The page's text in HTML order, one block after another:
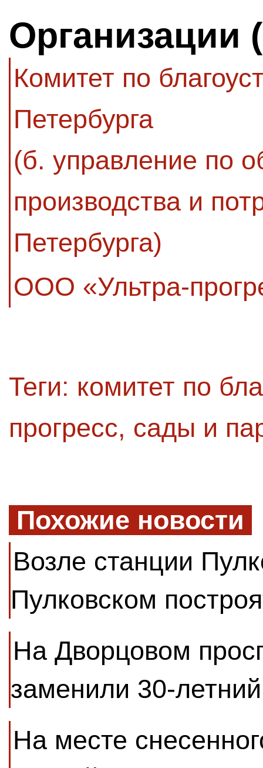
Организации
Комитет по
Петербурга
(б. управление по
производства и
Петербурга)
ООО «Ультра-
Теги: комитет по
прогресс, сады и
Похожие новости
Возле станции
Пулковском
На Дворцовом
заменили 30-
На месте